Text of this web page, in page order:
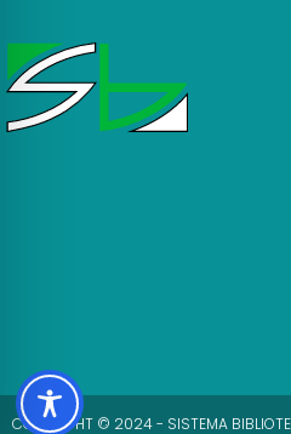
COPYRIGHT © 2024 - SISTEMA